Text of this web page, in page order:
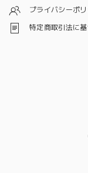
プライバシーポ
特定商取引法に